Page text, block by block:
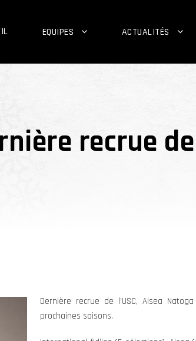
EQUIPES ACTUALITÉS
recrue de
Dernière recrue de l’USC, Aisea
prochaines saisons.